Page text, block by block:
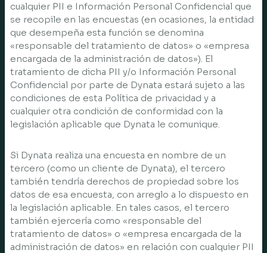
cualquier PII e Información Personal Confidencial que
se recopile en las encuestas (en ocasiones, la entidad
que desempeña esta función se denomina
«responsable del tratamiento de datos» o «empresa
encargada de la administración de datos»). El
tratamiento de dicha PII y/o Información Personal
Confidencial por parte de Dynata estará sujeto a las
condiciones de esta Política de privacidad y a
cualquier otra condición de conformidad con la
legislación aplicable que Dynata le comunique.
Si Dynata realiza una encuesta en nombre de un
tercero (como un cliente de Dynata), el tercero
también tendría derechos de propiedad sobre los
datos de esa encuesta, con arreglo a lo dispuesto en
la legislación aplicable. En tales casos, el tercero
también ejercería como «responsable del
tratamiento de datos» o «empresa encargada de la
administración de datos» en relación con cualquier PII